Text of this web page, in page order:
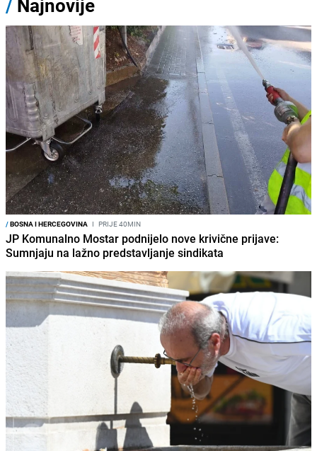
/ Najnovije
/BOSNA I HERCEGOVINA I PRIJE 40MIN
JP Komunalno Mostar podnijelo nove krivične prijave:
Sumnjaju na lažno predstavljanje sindikata